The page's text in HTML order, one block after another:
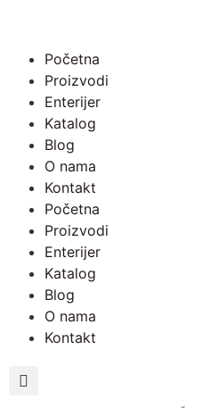
Početna
Proizvodi
Enterijer
Katalog
Blog
O nama
Kontakt
Početna
Proizvodi
Enterijer
Katalog
Blog
O nama
Kontakt